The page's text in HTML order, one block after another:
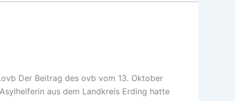
Der Beitrag des ovb vom 13. Oktober
aus dem Landkreis Erding hatte